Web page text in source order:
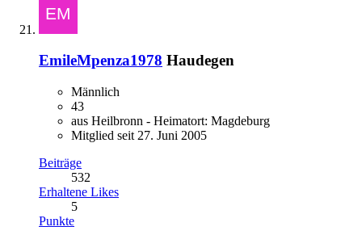
EmileMpenza1978 Haudegen
Männlich
43
aus Heilbronn - Heimatort: Magdeburg
Mitglied seit 27. Juni 2005
Beiträge
532
Erhaltene Likes
5
Punkte